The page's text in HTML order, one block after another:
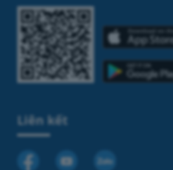
Liên kết